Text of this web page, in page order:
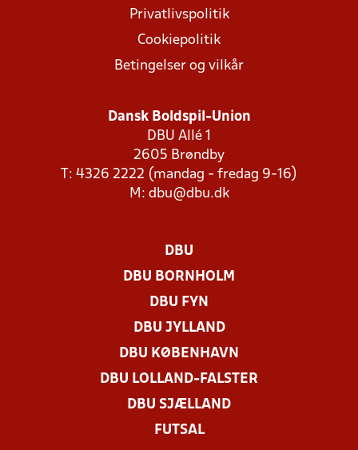
Privatlivspolitik
Cookiepolitik
Betingelser og vilkår
Dansk Boldspil-Union
DBU Allé 1
2605 Brøndby
T: 4326 2222 (mandag - fredag 9-16)
M: dbu@dbu.dk
DBU
DBU BORNHOLM
DBU FYN
DBU JYLLAND
DBU KØBENHAVN
DBU LOLLAND-FALSTER
DBU SJÆLLAND
FUTSAL